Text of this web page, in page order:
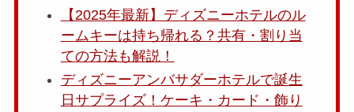
【2025年最新】ディズニーホテルのル
ームキーは持ち帰れる？共有・割り当
ての方法も解説！
ディズニーアンバサダーホテルで誕生
日サプライズ！ケーキ・カード・飾り